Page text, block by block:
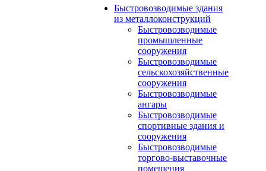
Быстровозводимые здания
из металлоконструкций
Быстровозводимые
промышленные
сооружения
Быстровозводимые
сельскохозяйственные
сооружения
Быстровозводимые
ангары
Быстровозводимые
спортивные здания и
сооружения
Быстровозводимые
торгово-выставочные
помещения